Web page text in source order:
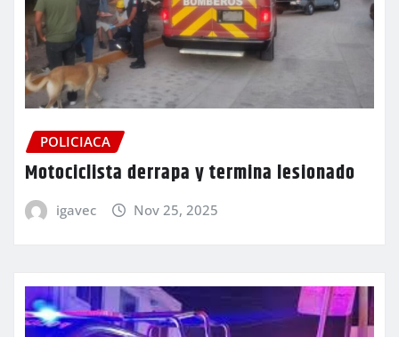
POLICIACA
Motociclista derrapa y termina lesionado
igavec Nov 25, 2025